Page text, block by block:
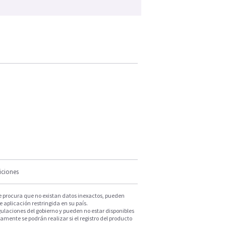
que no existan datos inexactos, pueden
aplicación restringida en su país.
del gobierno y pueden no estar disponibles
se podrán realizar si el registro del producto